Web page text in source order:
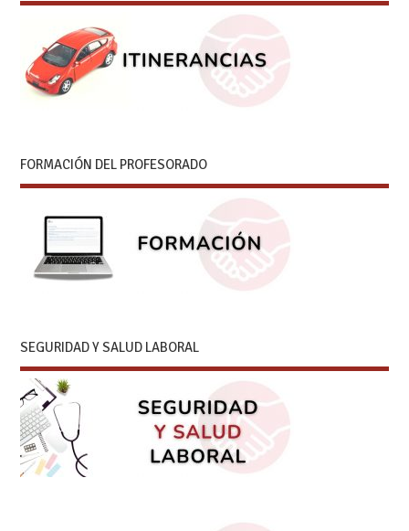
FORMACIÓN DEL PROFESORADO
SEGURIDAD Y SALUD LABORAL